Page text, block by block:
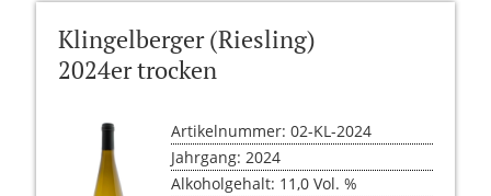
Klingelberger (Riesling)
2024er trocken
Artikelnummer: 02-KL-2024
Jahrgang: 2024
Alkoholgehalt: 11,0 Vol. %